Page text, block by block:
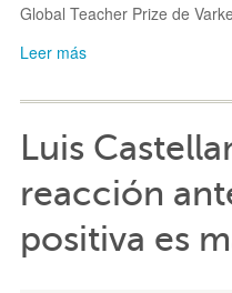
Global Teacher Prize de
Leer más
Luis
reacción
positiva es